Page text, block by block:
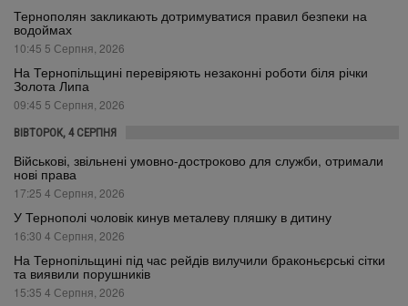
Тернополян закликають дотримуватися правил безпеки на
водоймах
10:45 5 Серпня, 2026
На Тернопільщині перевіряють незаконні роботи біля річки
Золота Липа
09:45 5 Серпня, 2026
ВІВТОРОК, 4 СЕРПНЯ
Військові, звільнені умовно-достроково для служби, отримали
нові права
17:25 4 Серпня, 2026
У Тернополі чоловік кинув металеву пляшку в дитину
16:30 4 Серпня, 2026
На Тернопільщині під час рейдів вилучили браконьєрські сітки
та виявили порушників
15:35 4 Серпня, 2026